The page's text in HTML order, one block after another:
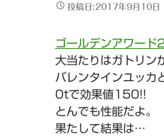
投稿日:2017年9月10日
ゴールデンアワー
大当たりはガトリン
バレンタインユッカ
0tで効果値150!!
とんでも性能だよ。
果たして結果は…